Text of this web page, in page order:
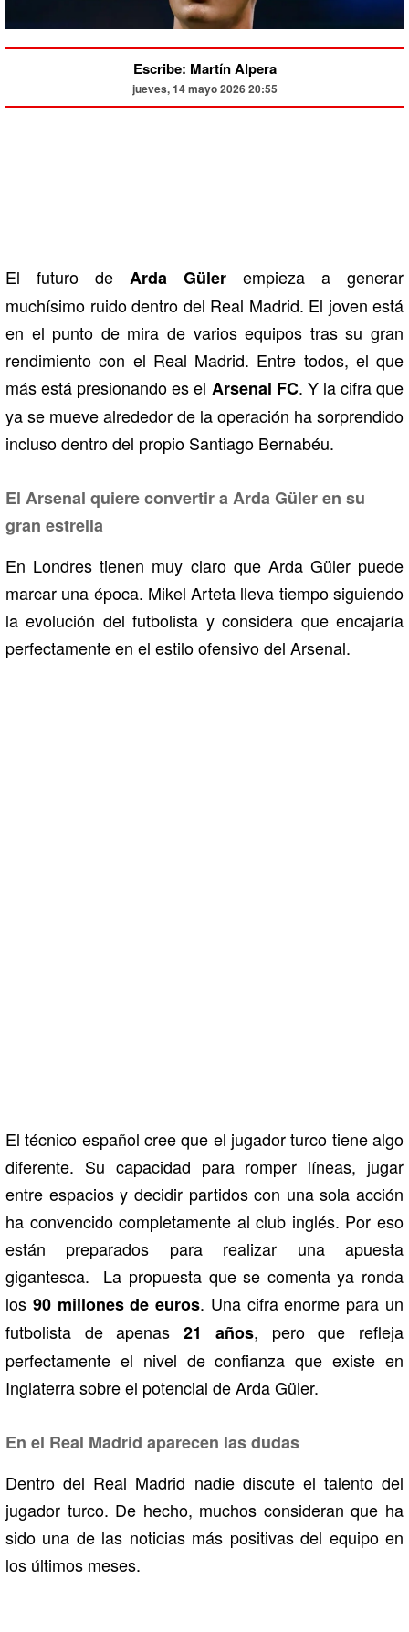
Escribe: Martín Alpera
jueves, 14 mayo 2026 20:55
El futuro de Arda Güler empieza a generar
muchísimo ruido dentro del Real Madrid. El joven está
en el punto de mira de varios equipos tras su gran
rendimiento con el Real Madrid. Entre todos, el que
más está presionando es el Arsenal FC. Y la cifra que
ya se mueve alrededor de la operación ha sorprendido
incluso dentro del propio Santiago Bernabéu.
El Arsenal quiere convertir a Arda Güler en su
gran estrella
En Londres tienen muy claro que Arda Güler puede
marcar una época. Mikel Arteta lleva tiempo siguiendo
la evolución del futbolista y considera que encajaría
perfectamente en el estilo ofensivo del Arsenal.
El técnico español cree que el jugador turco tiene algo
diferente. Su capacidad para romper líneas, jugar
entre espacios y decidir partidos con una sola acción
ha convencido completamente al club inglés. Por eso
están preparados para realizar una apuesta
gigantesca. La propuesta que se comenta ya ronda
los 90 millones de euros. Una cifra enorme para un
futbolista de apenas 21 años, pero que refleja
perfectamente el nivel de confianza que existe en
Inglaterra sobre el potencial de Arda Güler.
En el Real Madrid aparecen las dudas
Dentro del Real Madrid nadie discute el talento del
jugador turco. De hecho, muchos consideran que ha
sido una de las noticias más positivas del equipo en
los últimos meses.